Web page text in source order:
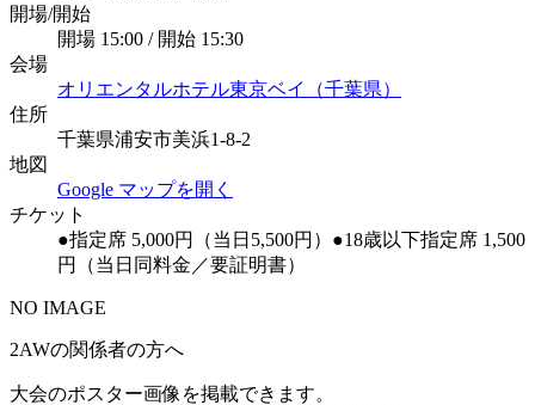
開場/開始
開場 15:00 / 開始 15:30
会場
オリエンタルホテル東京ベイ（千葉県）
住所
千葉県浦安市美浜1-8-2
地図
Google マップを開く
チケット
●指定席 5,000円（当日5,500円）●18歳以下指定席 1,500
円（当日同料金／要証明書）
NO IMAGE
2AWの関係者の方へ
大会のポスター画像を掲載できます。